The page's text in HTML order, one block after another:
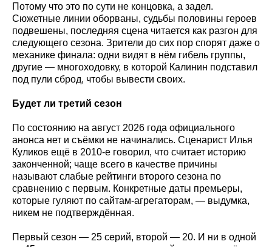
Потому что это по сути не концовка, а задел.
Сюжетные линии оборваны, судьбы половины героев
подвешены, последняя сцена читается как разгон для
следующего сезона. Зрители до сих пор спорят даже о
механике финала: одни видят в нём гибель группы,
другие — многоходовку, в которой Калинин подставил
под пули сброд, чтобы вывести своих.
Будет ли третий сезон
По состоянию на август 2026 года официального
анонса нет и съёмки не начинались. Сценарист Илья
Куликов ещё в 2010-е говорил, что считает историю
законченной; чаще всего в качестве причины
называют слабые рейтинги второго сезона по
сравнению с первым. Конкретные даты премьеры,
которые гуляют по сайтам-агрегаторам, — выдумка,
никем не подтверждённая.
Первый сезон — 25 серий, второй — 20. И ни в одной